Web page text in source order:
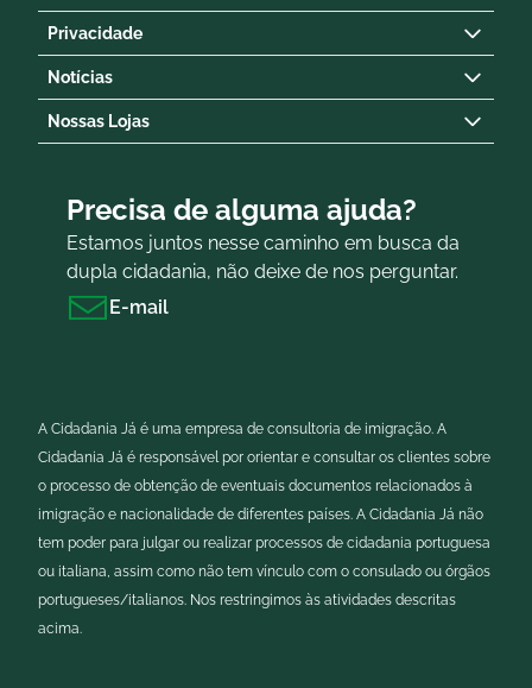
Privacidade
Notícias
Nossas Lojas
Precisa de alguma ajuda?
Estamos juntos nesse caminho em busca da
dupla cidadania, não deixe de nos perguntar.
E-mail
A Cidadania Já é uma empresa de consultoria de imigração. A
Cidadania Já é responsável por orientar e consultar os clientes sobre
o processo de obtenção de eventuais documentos relacionados à
imigração e nacionalidade de diferentes países. A Cidadania Já não
tem poder para julgar ou realizar processos de cidadania portuguesa
ou italiana, assim como não tem vínculo com o consulado ou órgãos
portugueses/italianos. Nos restringimos às atividades descritas
acima.